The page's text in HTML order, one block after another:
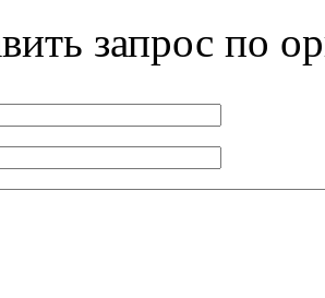
запрос по